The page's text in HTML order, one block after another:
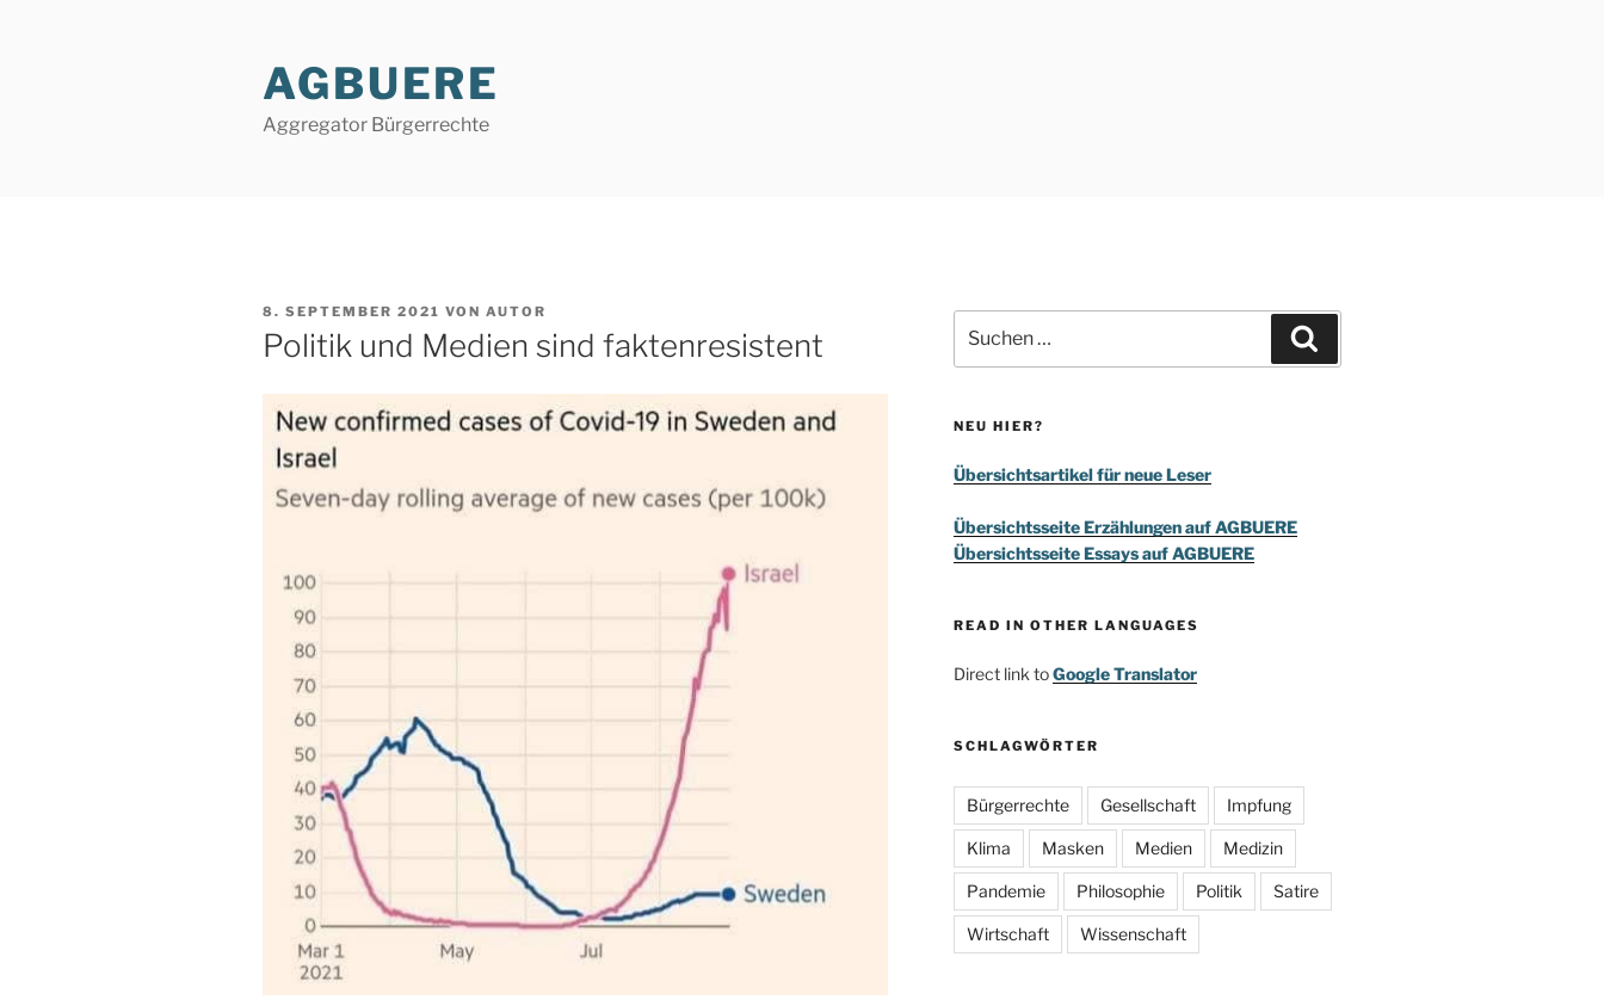
AGBUERE
Aggregator Bürgerrechte
VERÖFFENTLICHT
AM
8. SEPTEMBER 2021 VON AUTOR
Politik und Medien sind faktenresistent
nach:
NEU HIER?
Übersichtsartikel für neue Leser
Übersichtsseite Erzählungen auf AGBUERE
Übersichtsseite Essays auf AGBUERE
READ IN OTHER LANGUAGES
Direct link toGoogle Translator
SCHLAGWÖRTER
Bürgerrechte Gesellschaft Impfung
Klima Masken Medien Medizin
Pandemie Philosophie Politik Satire
Wirtschaft Wissenschaft